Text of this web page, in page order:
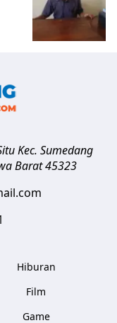
Kec. Sumedang
Barat 45323
Hiburan
Film
Game